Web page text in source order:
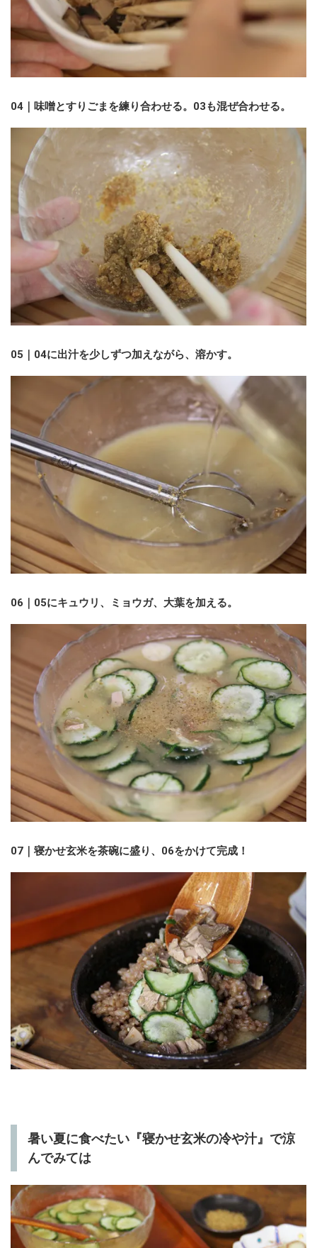
04｜味噌とすりごまを練り合わせる。03も混ぜ合わせる。
05｜04に出汁を少しずつ加えながら、溶かす。
06｜05にキュウリ、ミョウガ、大葉を加える。
07｜寝かせ玄米を茶碗に盛り、06をかけて完成！
暑い夏に食べたい『寝かせ玄米の冷や汁』で涼
んでみては